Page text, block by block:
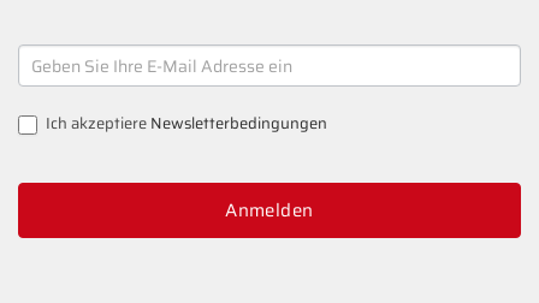
NEWSLETTER
SIGNUP
Ich akzeptiereNewsletterbedingungen
Anmelden